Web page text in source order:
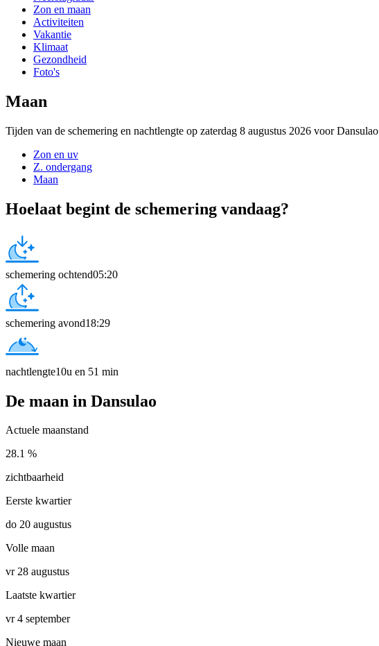
Zon en maan
Activiteiten
Vakantie
Klimaat
Gezondheid
Foto's
Maan
Tijden van de schemering en nachtlengte op zaterdag 8 augustus 2026 voor Dansulao
Zon en uv
Z. ondergang
Maan
Hoelaat begint de schemering vandaag?
schemering ochtend05:20
schemering avond18:29
nachtlengte10u en 51 min
De maan in Dansulao
Actuele maanstand
28.1 %
zichtbaarheid
Eerste kwartier
do 20 augustus
Volle maan
vr 28 augustus
Laatste kwartier
vr 4 september
Nieuwe maan